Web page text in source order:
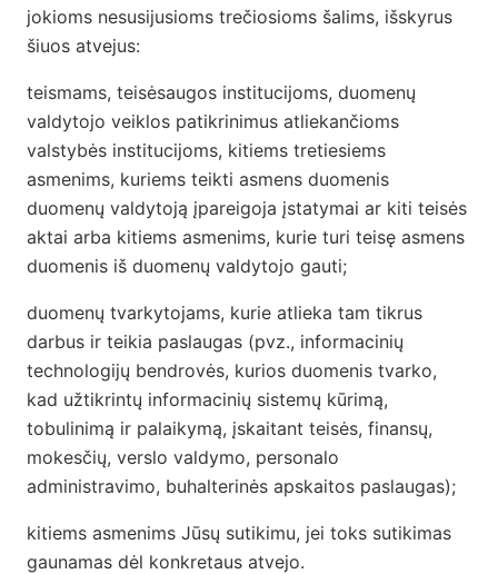
jokioms nesusijusioms trečiosioms šalims, išskyrus
šiuos atvejus:
teismams, teisėsaugos institucijoms, duomenų
valdytojo veiklos patikrinimus atliekančioms
valstybės institucijoms, kitiems tretiesiems
asmenims, kuriems teikti asmens duomenis
duomenų valdytoją įpareigoja įstatymai ar kiti teisės
aktai arba kitiems asmenims, kurie turi teisę asmens
duomenis iš duomenų valdytojo gauti;
duomenų tvarkytojams, kurie atlieka tam tikrus
darbus ir teikia paslaugas (pvz., informacinių
technologijų bendrovės, kurios duomenis tvarko,
kad užtikrintų informacinių sistemų kūrimą,
tobulinimą ir palaikymą, įskaitant teisės, finansų,
mokesčių, verslo valdymo, personalo
administravimo, buhalterinės apskaitos paslaugas);
kitiems asmenims Jūsų sutikimu, jei toks sutikimas
gaunamas dėl konkretaus atvejo.